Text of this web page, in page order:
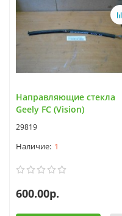
Направляющие стекла
Geely FC (Vision)
29819
1
600.00р.